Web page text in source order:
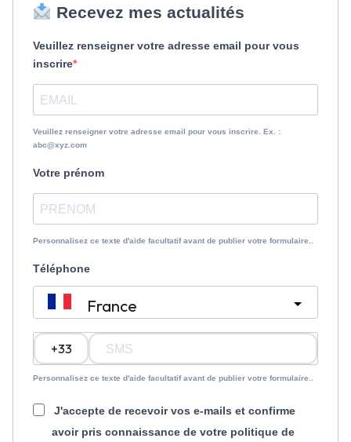
Recevez mes actualités
Veuillez renseigner votre adresse email pour vous
inscrire
Veuillez renseigner votre adresse email pour vous inscrire. Ex. :
abc@xyz.com
Votre prénom
Personnalisez ce texte d'aide facultatif avant de publier votre formulaire..
Téléphone
France
Personnalisez ce texte d'aide facultatif avant de publier votre formulaire..
J'accepte de recevoir vos e-mails et confirme
avoir pris connaissance de votre politique de